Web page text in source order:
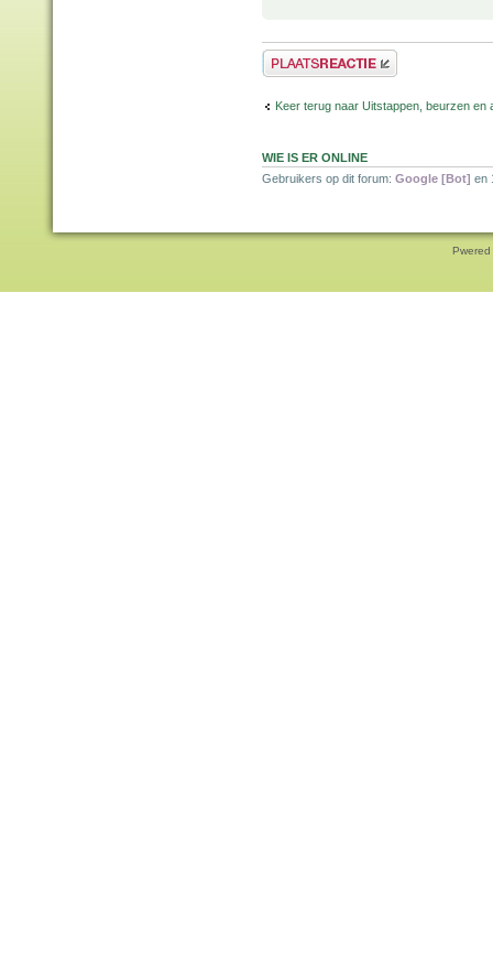
Plaats een reactie
Keer terug naar Uitstappen, beurzen en
WIE IS ER ONLINE
Gebruikers op dit forum: Google [Bot] en